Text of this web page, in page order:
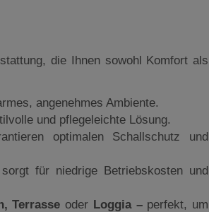
die Ihnen sowohl Komfort als
angenehmes Ambiente.
und pflegeleichte Lösung.
optimalen Schallschutz und
sorgt für niedrige Betriebskosten und
Terrasse oder Loggia –perfekt, um